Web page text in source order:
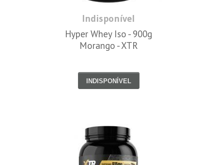
Indisponível
Hyper Whey Iso - 900g
Morango - XTR
INDISPONÍVEL